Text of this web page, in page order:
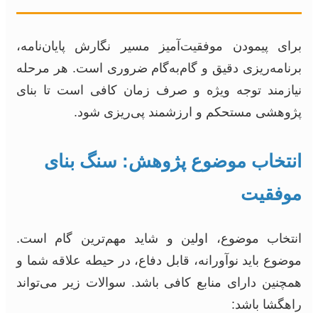
برای پیمودن موفقیت‌آمیز مسیر نگارش پایان‌نامه،
برنامه‌ریزی دقیق و گام‌به‌گام ضروری است. هر مرحله
نیازمند توجه ویژه و صرف زمان کافی است تا بنای
پژوهشی مستحکم و ارزشمند پی‌ریزی شود.
انتخاب موضوع پژوهش: سنگ بنای
موفقیت
انتخاب موضوع، اولین و شاید مهم‌ترین گام است.
موضوع باید نوآورانه، قابل دفاع، در حیطه علاقه شما و
همچنین دارای منابع کافی باشد. سوالات زیر می‌تواند
راهگشا باشد: